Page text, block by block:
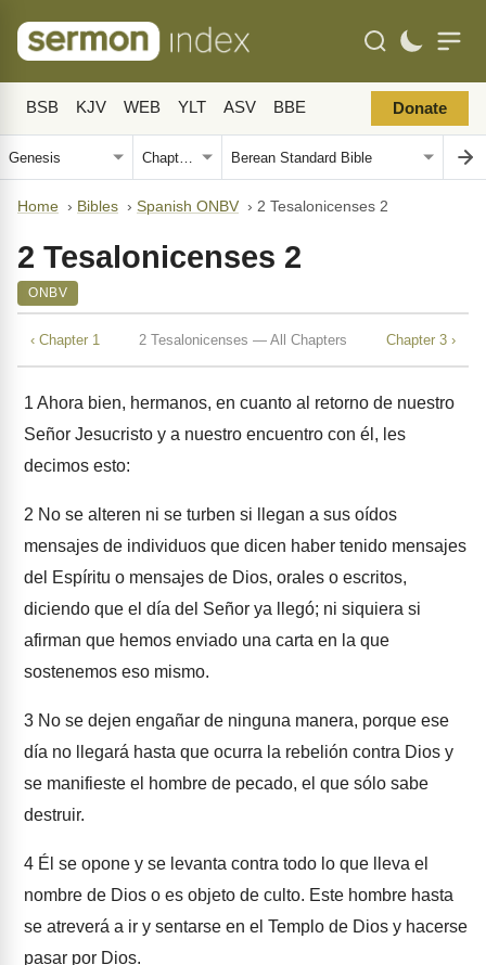
BSB KJV WEB YLT ASV BBE Donate
Home › Bibles › Spanish ONBV › 2 Tesalonicenses 2
2 Tesalonicenses 2
ONBV
‹ Chapter 1 2 Tesalonicenses — All Chapters Chapter 3 ›
1 Ahora bien, hermanos, en cuanto al retorno de nuestro
Señor Jesucristo y a nuestro encuentro con él, les
decimos esto:
2 No se alteren ni se turben si llegan a sus oídos
mensajes de individuos que dicen haber tenido mensajes
del Espíritu o mensajes de Dios, orales o escritos,
diciendo que el día del Señor ya llegó; ni siquiera si
afirman que hemos enviado una carta en la que
sostenemos eso mismo.
3 No se dejen engañar de ninguna manera, porque ese
día no llegará hasta que ocurra la rebelión contra Dios y
se manifieste el hombre de pecado, el que sólo sabe
destruir.
4 Él se opone y se levanta contra todo lo que lleva el
nombre de Dios o es objeto de culto. Este hombre hasta
se atreverá a ir y sentarse en el Templo de Dios y hacerse
pasar por Dios.